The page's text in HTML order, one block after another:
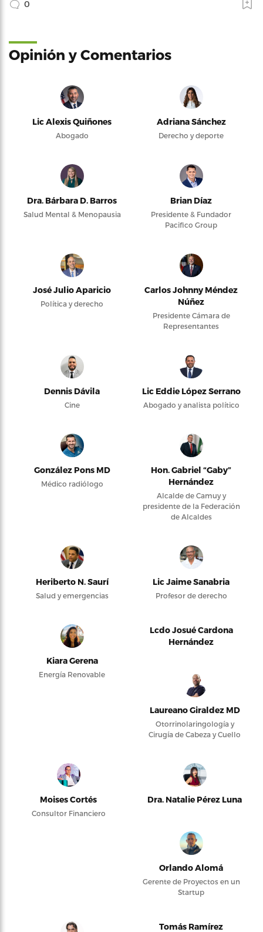
0
Opinión y Comentarios
Lic Alexis Quiñones
Abogado
Adriana Sánchez
Derecho y deporte
Dra. Bárbara D. Barros
Salud Mental & Menopausia
Brian Díaz
Presidente & Fundador
Pacifico Group
José Julio Aparicio
Política y derecho
Carlos Johnny Méndez
Núñez
Presidente Cámara de
Representantes
Dennis Dávila
Cine
Lic Eddie López Serrano
Abogado y analista político
González Pons MD
Médico radiólogo
Hon. Gabriel “Gaby”
Hernández
Alcalde de Camuy y
presidente de la Federación
de Alcaldes
Heriberto N. Saurí
Salud y emergencias
Lic Jaime Sanabria
Profesor de derecho
Kiara Gerena
Energía Renovable
Lcdo Josué Cardona
Hernández
Laureano Giraldez MD
Otorrinolaringología y
Cirugía de Cabeza y Cuello
Moises Cortés
Consultor Financiero
Dra. Natalie Pérez Luna
Orlando Alomá
Gerente de Proyectos en un
Startup
Tomás Ramírez